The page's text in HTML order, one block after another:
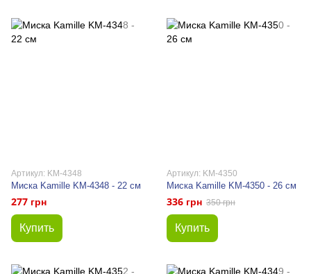
Артикул: KM-4348
Миска Kamille KM-4348 - 22 см
277 грн
Купить
Артикул: KM-4350
Миска Kamille KM-4350 - 26 см
336 грн 350 грн
Купить